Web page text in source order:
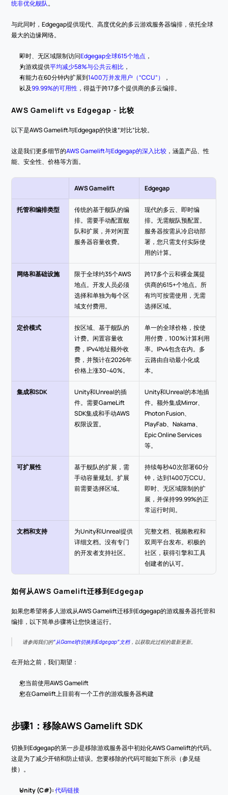
统非优化舰队。
与此同时，Edgegap提供现代、高度优化的多云游戏服务器编排，依托全球
最大的边缘网络。
即时、无区域限制访问Edgegap全球615个地点 ，
为游戏提供平均减少58%与公共云相比 ，
有能力在60分钟内扩展到1400万并发用户（“CCU”）
，
以及99.99%的可用性 ，得益于跨17多个提供商的多云编排。
AWS Gamelift vs Edgegap - 比较
以下是AWS Gamelift与Edgegap的快速“对比”比较。
这是我们更多细节的AWS Gamelift与Edgegap的深入比较 ，涵盖产品、性
能、安全性、价格等方面。
AWS Gamelift Edgegap
托管和编排类型
传统的基于舰队的编
排。需要手动配置舰
队和扩展，并对闲置
服务器容量收费。
现代的多云、即时编
排。无需舰队预配置。
服务器按需从冷启动部
署，您只需支付实际使
用的计算。
网络和基础设施
限于全球约35个AWS
地点。开发人员必须
选择和单独为每个区
域支付费用。
跨17多个云和裸金属提
供商的615+个地点。所
有均可按需使用，无需
选择区域。
定价模式
按区域、基于舰队的
计费。闲置容量收
费，IPv4地址额外收
费，并预计在2026年
价格上涨30–40%。
单一的全球价格，按使
用付费，100%计算利用
率。IPv4包含在内。多
云路由自动最小化成
本。
集成和SDK
Unity和Unreal的插
件。需要GameLift
SDK集成和手动AWS
权限设置。
Unity和Unreal的本地插
件。额外集成Mirror、
Photon Fusion、
PlayFab、Nakama、
Epic Online Services
等。
可扩展性
基于舰队的扩展，需
手动容量规划。扩展
前需要选择区域。
持续每秒40次部署60分
钟，达到1400万CCU。
即时、无区域限制的扩
展，并保持99.99%的正
常运行时间。
文档和支持
为Unity和Unreal提供
详细文档。没有专门
的开发者支持社区。
完整文档、视频教程和
双周平台发布。积极的
社区，获得引擎和工具
创建者的认可。
如何从AWS Gamelift迁移到Edgegap
如果您希望将多人游戏从AWS Gamelift迁移到Edgegap的游戏服务器托管和
编排，以下简单步骤将让您快速运行。
请参阅我们的“从Gamelift切换到Edgegap”文档，以获取此过程的最新更新。
在开始之前，我们期望：
您当前使用AWS Gamelift
您在Gamelift上目前有一个工作的游戏服务器构建
步骤1：移除AWS Gamelift SDK
切换到Edgegap的第一步是移除游戏服务器中初始化AWS Gamelift的代码。
这是为了减少开销和防止错误。您要移除的代码可能如下所示（参见链
接）。
Unity (C#): 代码链接